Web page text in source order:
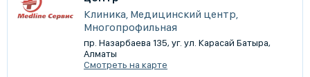
Клиника, Медицинский центр,
Многопрофильная
пр. Назарбаева 135, уг. ул. Карасай Батыра,
Алматы
Смотреть на карте